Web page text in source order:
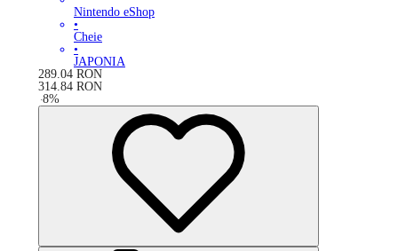
Nintendo eShop
•
Cheie
•
JAPONIA
289.04 RON
314.84 RON
-8%